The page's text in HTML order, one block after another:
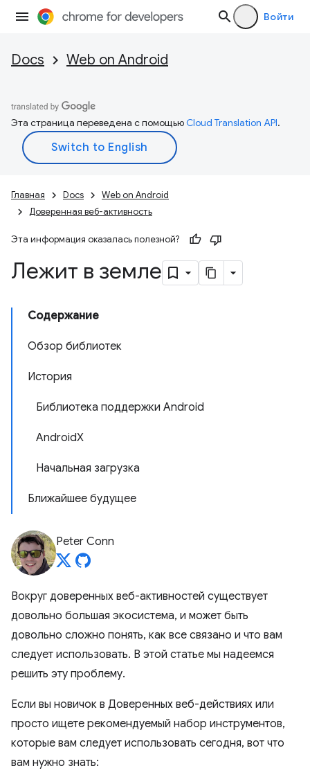
Войти
Docs Web on Android
Эта страница переведена с помощьюCloud Translation API.
Главная Docs
Web on Android
Доверенная веб-активность
Эта информация оказалась полезной?
Лежит в земле
Содержание
Обзор библиотек
История
Библиотека поддержки Android
AndroidX
Начальная загрузка
Ближайшее будущее
Peter Conn
Вокруг доверенных веб-активностей существует
довольно большая экосистема, и может быть
довольно сложно понять, как все связано и что вам
следует использовать. В этой статье мы надеемся
решить эту проблему.
Если вы новичок в Доверенных веб-действиях или
просто ищете рекомендуемый набор инструментов,
которые вам следует использовать сегодня, вот что
вам нужно знать: